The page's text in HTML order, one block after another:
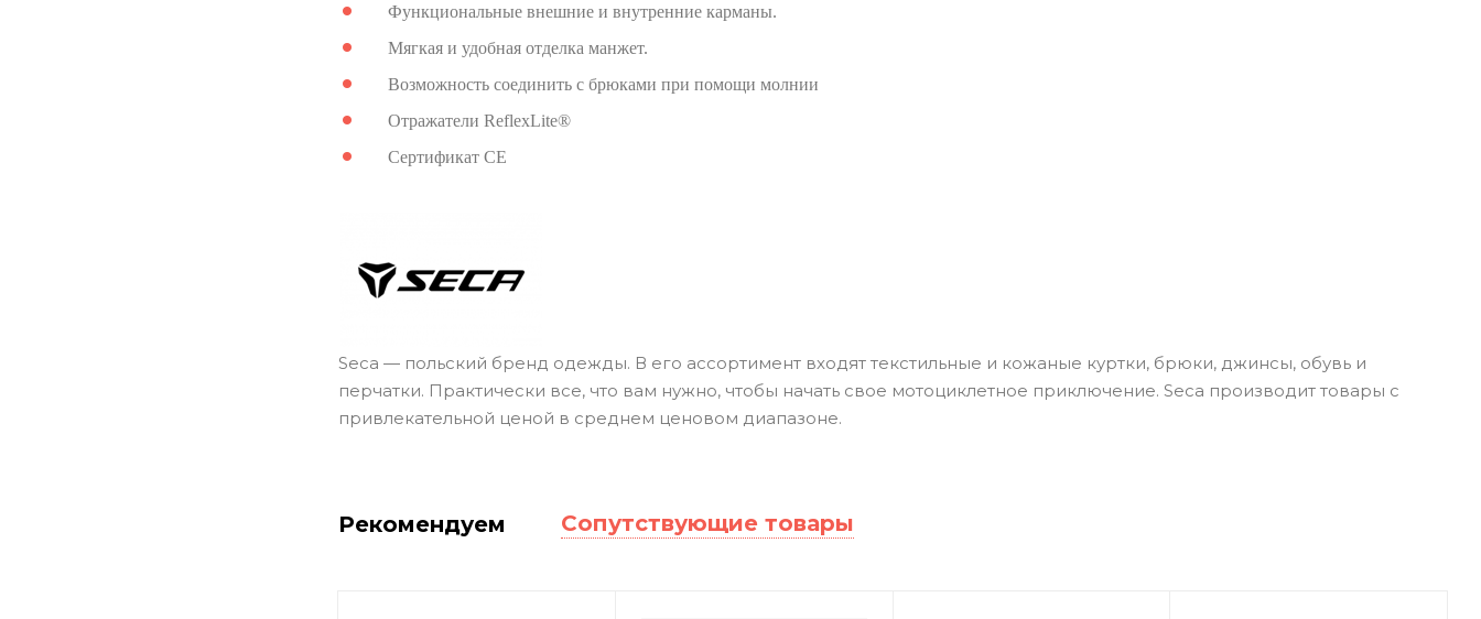
Функциональные внешние и внутренние карманы.
Мягкая и удобная отделка манжет.
Возможность соединить с брюками при помощи молнии
Отражатели ReflexLite®
Сертификат CE
Seca — польский бренд одежды. В его ассортимент входят текстильные и кожаные куртки, брюки, джинсы, обувь и
перчатки. Практически все, что вам нужно, чтобы начать свое мотоциклетное приключение. Seca производит товары с
привлекательной ценой в среднем ценовом диапазоне.
Рекомендуем Сопутствующие товары